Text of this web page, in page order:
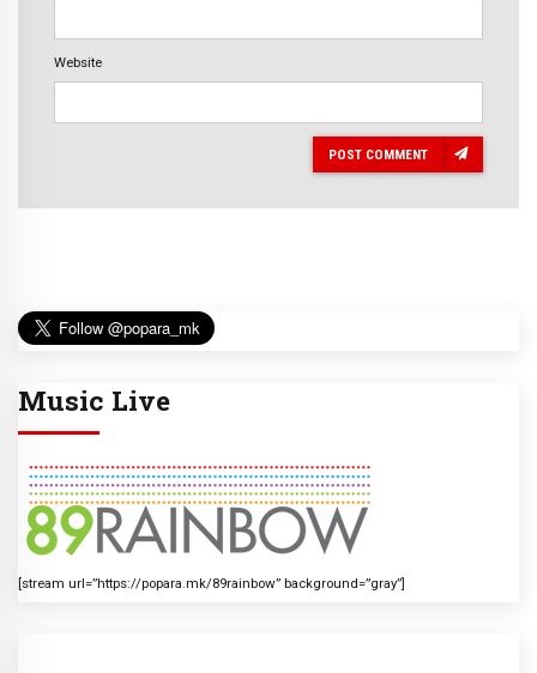
Website
POST COMMENT
Music Live
[stream url=”https://popara.mk/89rainbow” background=”gray”]